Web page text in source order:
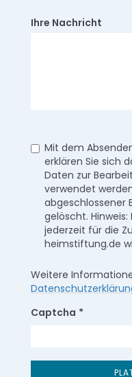
Ihre Nachricht
Mit dem
erklären Sie sich
Daten zur
verwendet
abgeschlossener
gelöscht. Hinweis:
jederzeit für die
heimstiftung.de
Weitere
Captcha *